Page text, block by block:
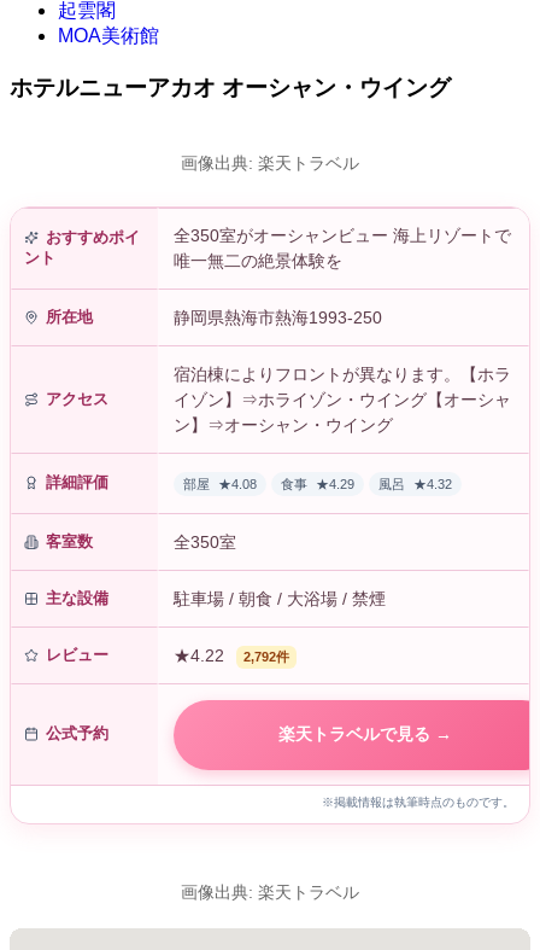
起雲閣
MOA美術館
ホテルニューアカオ オーシャン・ウイング
画像出典: 楽天トラベル
おすすめポイ
ント
全350室がオーシャンビュー 海上リゾートで
唯一無二の絶景体験を
所在地 静岡県熱海市熱海1993-250
アクセス
宿泊棟によりフロントが異なります。【ホラ
イゾン】⇒ホライゾン・ウイング【オーシャ
ン】⇒オーシャン・ウイング
詳細評価 部屋 ★4.08 食事 ★4.29 風呂 ★4.32
客室数 全350室
主な設備 駐車場 / 朝食 / 大浴場 / 禁煙
レビュー ★4.22 2,792件
公式予約 楽天トラベルで見る →
※掲載情報は執筆時点のものです。
画像出典: 楽天トラベル